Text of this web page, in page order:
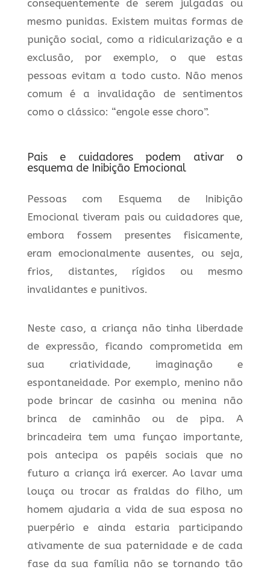
consequentemente de serem julgadas ou
mesmo punidas. Existem muitas formas de
punição social, como a ridicularização e a
exclusão, por exemplo, o que estas
pessoas evitam a todo custo. Não menos
comum é a invalidação de sentimentos
como o clássico: “engole esse choro”.
Pais e cuidadores podem ativar o
esquema de Inibição Emocional
Pessoas com Esquema de Inibição
Emocional tiveram pais ou cuidadores que,
embora fossem presentes fisicamente,
eram emocionalmente ausentes, ou seja,
frios, distantes, rígidos ou mesmo
invalidantes e punitivos.
Neste caso, a criança não tinha liberdade
de expressão, ficando comprometida em
sua criatividade, imaginação e
espontaneidade. Por exemplo, menino não
pode brincar de casinha ou menina não
brinca de caminhão ou de pipa. A
brincadeira tem uma funçao importante,
pois antecipa os papéis sociais que no
futuro a criança irá exercer. Ao lavar uma
louça ou trocar as fraldas do filho, um
homem ajudaria a vida de sua esposa no
puerpério e ainda estaria participando
ativamente de sua paternidade e de cada
fase da sua família não se tornando tão